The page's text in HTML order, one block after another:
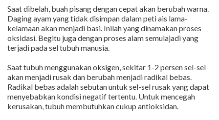
Saat dibelah, buah pisang dengan cepat akan berubah warna.
Daging ayam yang tidak disimpan dalam peti ais lama-
kelamaan akan menjadi basi. Inilah yang dinamakan proses
oksidasi. Begitu juga dengan proses alam semulajadi yang
terjadi pada sel tubuh manusia.
Saat tubuh menggunakan oksigen, sekitar 1-2 persen sel-sel
akan menjadi rusak dan berubah menjadi radikal bebas.
Radikal bebas adalah sebutan untuk sel-sel rusak yang dapat
menyebabkan kondisi negatif tertentu. Untuk mencegah
kerusakan, tubuh membutuhkan cukup antioksidan.